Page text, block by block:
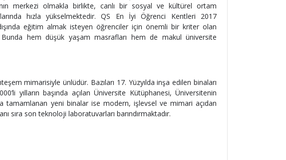
merkezi olmakla birlikte, canlı bir sosyal ve kültürel ortam
hızla yükselmektedir. QS En İyi Öğrenci Kentleri 2017
eğitim almak isteyen öğrenciler için önemli bir kriter olan
hem düşük yaşam masrafları hem de makul üniversite
mimarisiyle ünlüdür. Bazıları 17. Yüzyılda inşa edilen binaları
yılların başında açılan Üniversite Kütüphanesi, Üniversitenin
tamamlanan yeni binalar ise modern, işlevsel ve mimari açıdan
sıra son teknoloji laboratuvarları barındırmaktadır.